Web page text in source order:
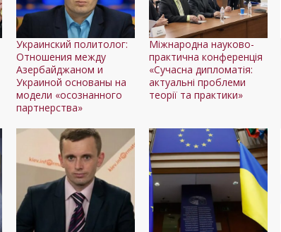
Украинский политолог:
Отношения между
Азербайджаном и
Украиной основаны на
модели «осознанного
партнерства»
Міжнародна науково-
практична конференція
«Сучасна дипломатія:
актуальні проблеми
теорії та практики»